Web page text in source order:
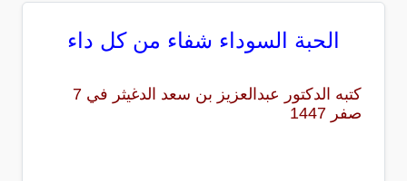
الحبة السوداء شفاء من كل داء
كتبه الدكتور عبدالعزيز بن سعد الدغيثر في 7
صفر 1447